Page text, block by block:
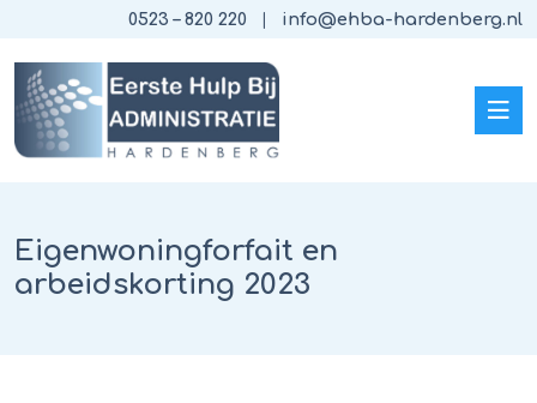
0523 – 820 220 info@ehba-hardenberg.nl
Eigenwoningforfait en
arbeidskorting 2023